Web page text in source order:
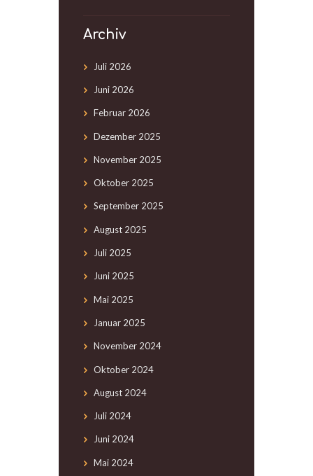
Archiv
Juli 2026
Juni 2026
Februar 2026
Dezember 2025
November 2025
Oktober 2025
September 2025
August 2025
Juli 2025
Juni 2025
Mai 2025
Januar 2025
November 2024
Oktober 2024
August 2024
Juli 2024
Juni 2024
Mai 2024